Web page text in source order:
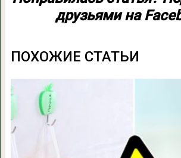
друзьями на
ПОХОЖИЕ СТАТЬИ